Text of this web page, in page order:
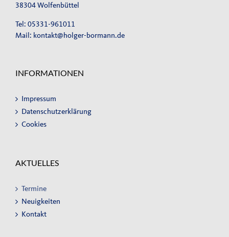
38304 Wolfenbüttel
Tel: 05331-961011
Mail: kontakt@holger-bormann.de
INFORMATIONEN
Impressum
Datenschutzerklärung
Cookies
AKTUELLES
Termine
Neuigkeiten
Kontakt